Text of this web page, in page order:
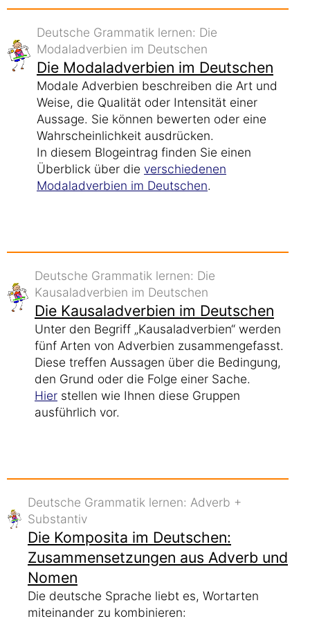
Deutsche Grammatik lernen: Die
Modaladverbien im Deutschen
Die Modaladverbien im Deutschen
Modale Adverbien beschreiben die Art und
Weise, die Qualität oder Intensität einer
Aussage. Sie können bewerten oder eine
Wahrscheinlichkeit ausdrücken.
In diesem Blogeintrag finden Sie einen
Überblick über die verschiedenen
Modaladverbien im Deutschen.
Deutsche Grammatik lernen: Die
Kausaladverbien im Deutschen
Die Kausaladverbien im Deutschen
Unter den Begriff „Kausaladverbien“ werden
fünf Arten von Adverbien zusammengefasst.
Diese treffen Aussagen über die Bedingung,
den Grund oder die Folge einer Sache.
Hier stellen wie Ihnen diese Gruppen
ausführlich vor.
Deutsche Grammatik lernen: Adverb +
Substantiv
Die Komposita im Deutschen:
Zusammensetzungen aus Adverb und
Nomen
Die deutsche Sprache liebt es, Wortarten
miteinander zu kombinieren: